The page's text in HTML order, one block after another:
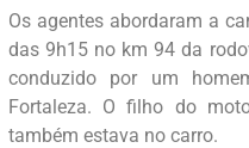
Os agentes abordaram a
das 9h15 no km 94 da
conduzido por um
Fortaleza. O filho do
também estava no carro.